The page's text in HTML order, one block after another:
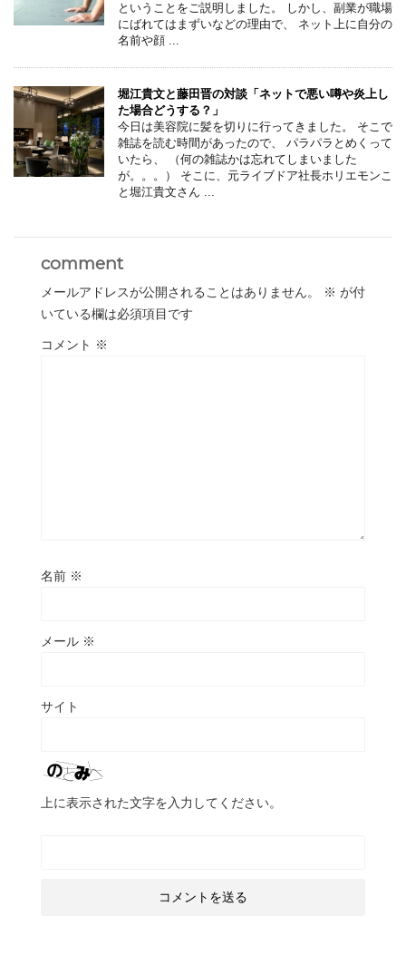
ということをご説明しました。 しかし、副業が職場
にばれてはまずいなどの理由で、 ネット上に自分の
名前や顔 ...
堀江貴文と藤田晋の対談「ネットで悪い噂や炎上し
た場合どうする？」
今日は美容院に髪を切りに行ってきました。 そこで
雑誌を読む時間があったので、 パラパラとめくって
いたら、 （何の雑誌かは忘れてしまいました
が。。。） そこに、元ライブドア社長ホリエモンこ
と堀江貴文さん ...
comment
メールアドレスが公開されることはありません。 ※ が付
いている欄は必須項目です
コメント ※
名前 ※
メール ※
サイト
上に表示された文字を入力してください。